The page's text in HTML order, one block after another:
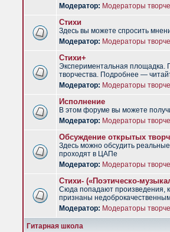
Модератор: Модераторы
Стихи
Здесь вы можете спросить
Модератор: Модераторы
Стихи+
Экспериментальная площадка.
творчества. Подробнее —
Модератор: Модераторы
Исполнение
В этом форуме вы можете
Модератор: Модераторы
Обсуждение открытых
Здесь можно обсудить
проходят в ЦАПе
Модератор: Модераторы
Стихи- («Поэтическо-
Сюда попадают произведения,
признаны
Модератор: Модераторы
Гитарная школа